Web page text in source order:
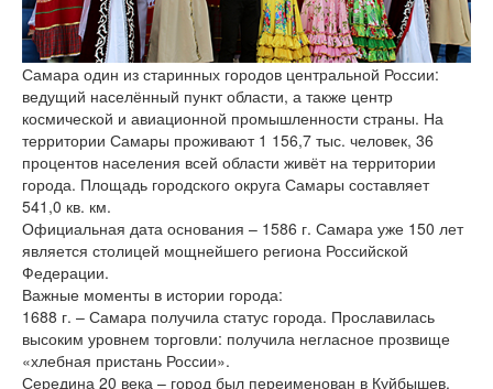
версии сайта
Самара один из старинных городов центральной России:
ведущий населённый пункт области, а также центр
космической и авиационной промышленности страны. На
территории Самары проживают 1 156,7 тыс. человек, 36
процентов населения всей области живёт на территории
города. Площадь городского округа Самары составляет
541,0 кв. км.
Официальная дата основания – 1586 г. Самара уже 150 лет
является столицей мощнейшего региона Российской
Федерации.
Важные моменты в истории города:
1688 г. – Самара получила статус города. Прославилась
высоким уровнем торговли: получила негласное прозвище
«хлебная пристань России».
Середина 20 века – город был переименован в Куйбышев.